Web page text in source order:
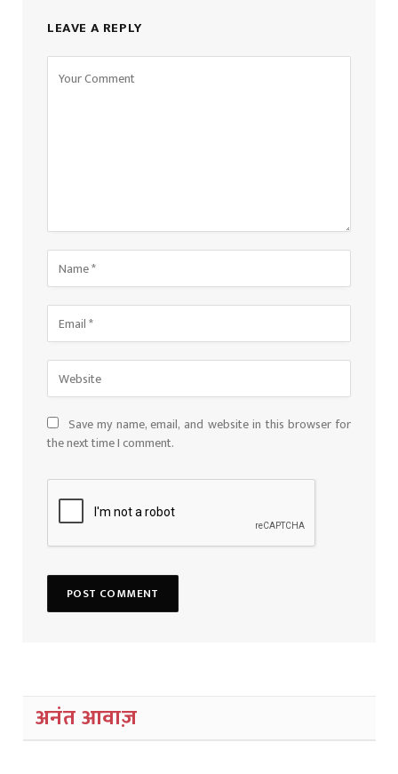
LEAVE A REPLY
Save my name, email, and website in this browser for
the next time I comment.
अनंत आवाज़